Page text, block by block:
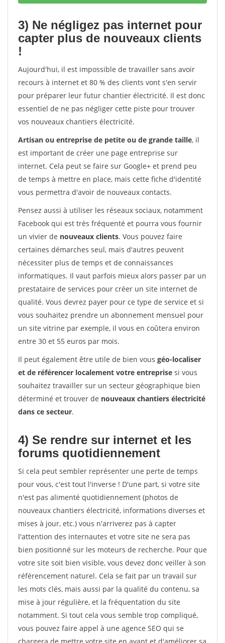
3) Ne négligez pas internet pour
capter plus de nouveaux clients
!
Aujourd'hui, il est impossible de travailler sans avoir
recours à internet et 80 % des clients vont s'en servir
pour préparer leur futur chantier électricité. Il est donc
essentiel de ne pas négliger cette piste pour trouver
vos nouveaux chantiers électricité.
Artisan ou entreprise de petite ou de grande taille, il
est important de créer une page entreprise sur
internet. Cela peut se faire sur Google+ et prend peu
de temps à mettre en place, mais cette fiche d'identité
vous permettra d'avoir de nouveaux contacts.
Pensez aussi à utiliser les réseaux sociaux, notamment
Facebook qui est très fréquenté et pourra vous fournir
un vivier de nouveaux clients. Vous pouvez faire
certaines démarches seul, mais d'autres peuvent
nécessiter plus de temps et de connaissances
informatiques. Il vaut parfois mieux alors passer par un
prestataire de services pour créer un site internet de
qualité. Vous devrez payer pour ce type de service et si
vous souhaitez prendre un abonnement mensuel pour
un site vitrine par exemple, il vous en coûtera environ
entre 30 et 55 euros par mois.
Il peut également être utile de bien vous géo-localiser
et de référencer localement votre entreprise si vous
souhaitez travailler sur un secteur géographique bien
déterminé et trouver de nouveaux chantiers électricité
dans ce secteur.
4) Se rendre sur internet et les
forums quotidiennement
Si cela peut sembler représenter une perte de temps
pour vous, c'est tout l'inverse ! D'une part, si votre site
n'est pas alimenté quotidiennement (photos de
nouveaux chantiers électricité, informations diverses et
mises à jour, etc.) vous n'arriverez pas à capter
l'attention des internautes et votre site ne sera pas
bien positionné sur les moteurs de recherche. Pour que
votre site soit bien visible, vous devez donc veiller à son
référencement naturel. Cela se fait par un travail sur
les mots clés, mais aussi par la qualité du contenu, sa
mise à jour régulière, et la fréquentation du site
notamment. Si tout cela vous semble trop compliqué,
vous pouvez faire appel à une agence SEO qui se